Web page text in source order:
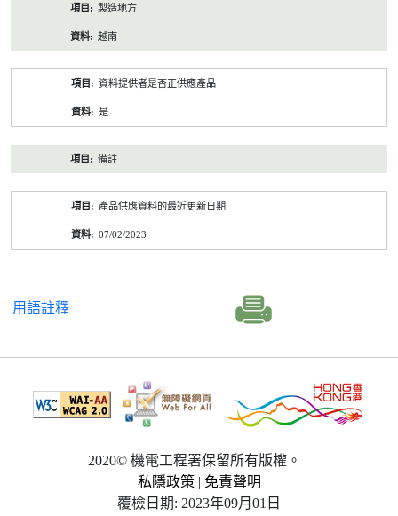
製造地方
越南
資料提供者是否正供應產品
是
備註
產品供應資料的最近更新日期
07/02/2023
用語註釋
2020© 機電工程署保留所有版權。
私隱政策 | 免責聲明
覆檢日期: 2023年09月01日